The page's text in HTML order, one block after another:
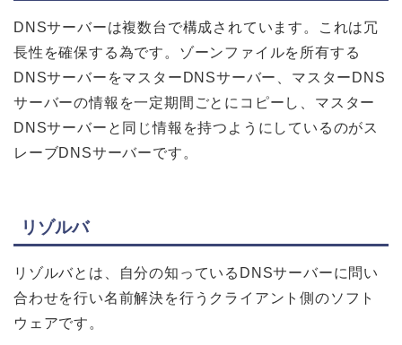
DNSサーバーは複数台で構成されています。これは冗
長性を確保する為です。ゾーンファイルを所有する
DNSサーバーをマスターDNSサーバー、マスターDNS
サーバーの情報を一定期間ごとにコピーし、マスター
DNSサーバーと同じ情報を持つようにしているのがス
レーブDNSサーバーです。
リゾルバ
リゾルバとは、自分の知っているDNSサーバーに問い
合わせを行い名前解決を行うクライアント側のソフト
ウェアです。